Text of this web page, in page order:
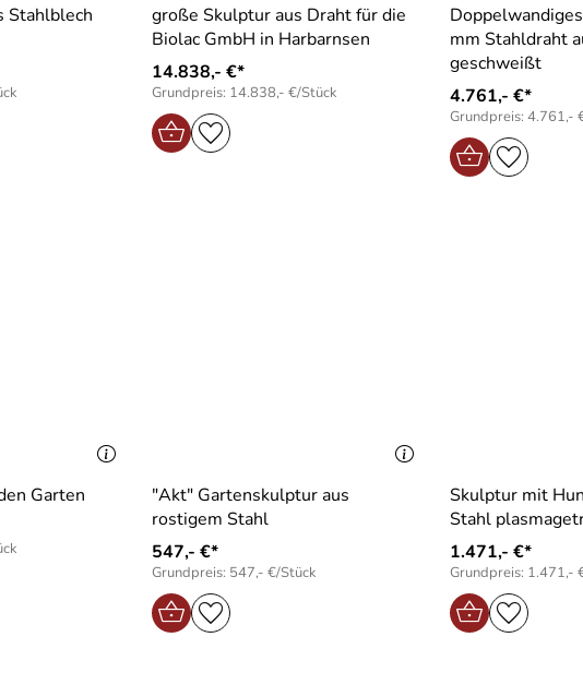
Stahlblech
große Skulptur aus Draht für die
Biolac GmbH in Harbarnsen
14.838,- €*
Grundpreis: 14.838,- €/Stück
mm Stahldraht
geschweißt
4.761,- €*
Grundpreis: 4.761,-
Garten
"Akt" Gartenskulptur aus
rostigem Stahl
547,- €*
Grundpreis: 547,- €/Stück
Skulptur mit
Stahl
1.471,- €*
Grundpreis: 1.471,-